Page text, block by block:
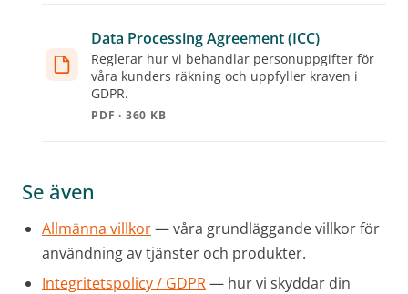
Data Processing Agreement (ICC)
Reglerar hur vi behandlar personuppgifter för
våra kunders räkning och uppfyller kraven i
GDPR.
PDF · 360 KB
Se även
Allmänna villkor— våra grundläggande villkor för
användning av tjänster och produkter.
Integritetspolicy / GDPR— hur vi skyddar din